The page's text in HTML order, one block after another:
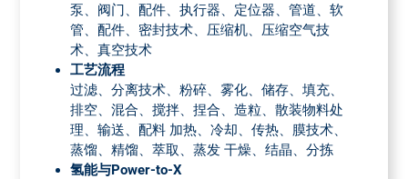
泵、阀门、配件、执行器、定位器、管道、软
管、配件、密封技术、压缩机、压缩空气技
术、真空技术
工艺流程
过滤、分离技术、粉碎、雾化、储存、填充、
排空、混合、搅拌、捏合、造粒、散装物料处
理、输送、配料 加热、冷却、传热、膜技术、
蒸馏、精馏、萃取、蒸发 干燥、结晶、分拣
氢能与Power-to-X